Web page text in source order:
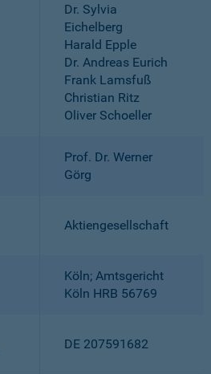
Dr. Sylvia
Eichelberg
Harald Epple
Dr. Andreas Eurich
Frank Lamsfuß
Christian Ritz
Oliver Schoeller
Prof. Dr. Werner
Görg
Aktiengesellschaft
Köln; Amtsgericht
Köln HRB 56769
DE 207591682